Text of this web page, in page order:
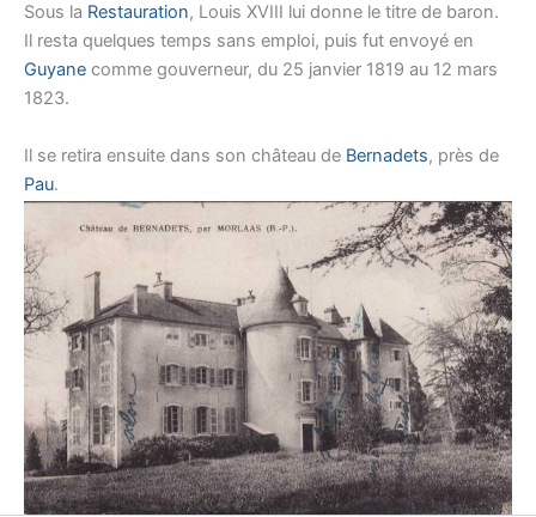
Sous la Restauration, Louis XVIII lui donne le titre de baron.
Il resta quelques temps sans emploi, puis fut envoyé en
Guyane comme gouverneur, du 25 janvier 1819 au 12 mars
1823.
Il se retira ensuite dans son château de Bernadets, près de
Pau.